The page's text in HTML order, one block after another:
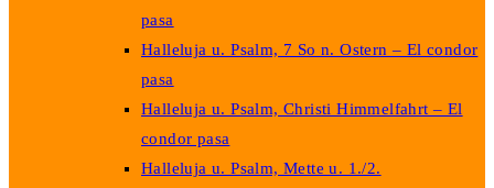
pasa
Halleluja u. Psalm, 7 So n. Ostern – El condor
pasa
Halleluja u. Psalm, Christi Himmelfahrt – El
condor pasa
Halleluja u. Psalm, Mette u. 1./2.